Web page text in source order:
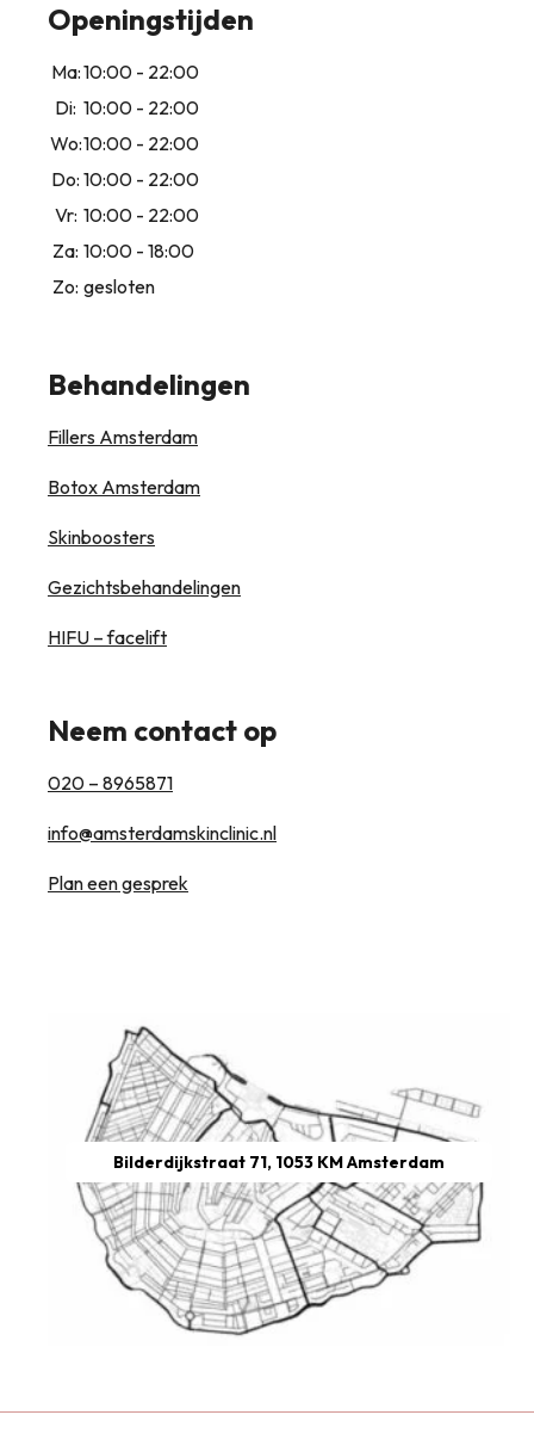
Openingstijden
Ma:10:00 - 22:00
Di: 10:00 - 22:00
Wo:10:00 - 22:00
Do: 10:00 - 22:00
Vr: 10:00 - 22:00
Za: 10:00 - 18:00
Zo: gesloten
Behandelingen
Fillers Amsterdam
Botox Amsterdam
Skinboosters
Gezichtsbehandelingen
HIFU – facelift
Neem contact op
020 – 8965871
info@amsterdamskinclinic.nl
Plan een gesprek
Bilderdijkstraat 71, 1053 KM Amsterdam